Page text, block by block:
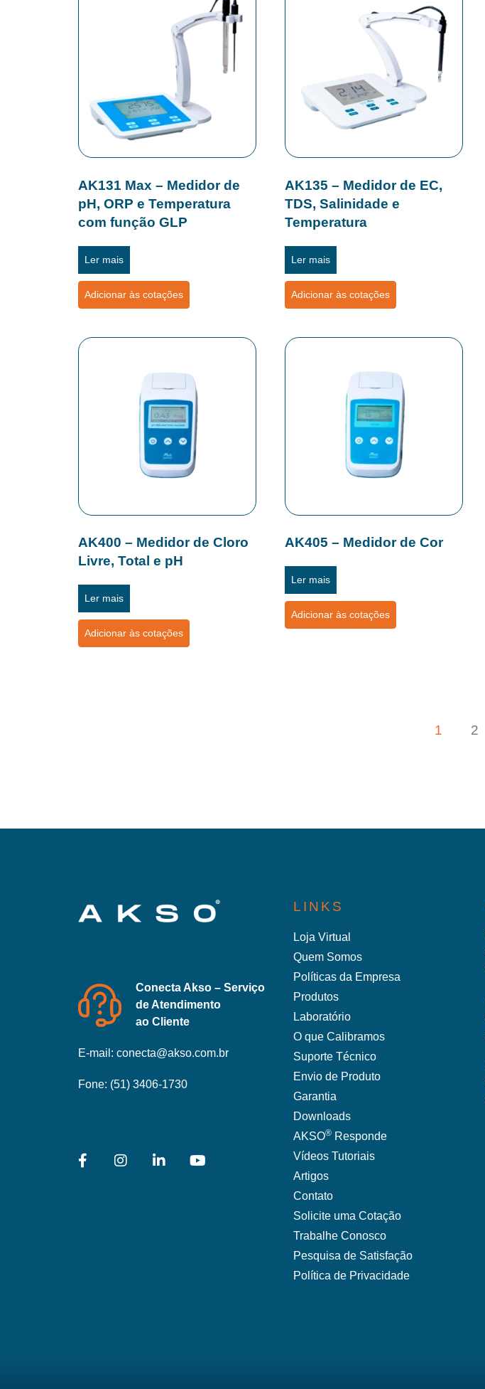
AK131 Max – Medidor de
pH, ORP e Temperatura
com função GLP
Ler mais
Adicionar às cotações
AK135 – Medidor de EC,
TDS, Salinidade e
Temperatura
Ler mais
Adicionar às cotações
AK400 – Medidor de Cloro
Livre, Total e pH
Ler mais
Adicionar às cotações
AK405 – Medidor de Cor
Ler mais
Adicionar às cotações
1 2
Conecta Akso – Serviço
de Atendimento
ao Cliente
E-mail: conecta@akso.com.br
Fone: (51) 3406-1730
LINKS
Loja Virtual
Quem Somos
Políticas da Empresa
Produtos
Laboratório
O que Calibramos
Suporte Técnico
Envio de Produto
Garantia
Downloads
AKSO® Responde
Vídeos Tutoriais
Artigos
Contato
Solicite uma Cotação
Trabalhe Conosco
Pesquisa de Satisfação
Política de Privacidade